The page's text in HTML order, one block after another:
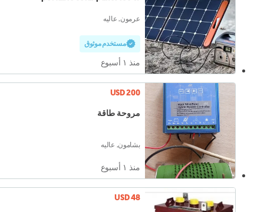
عرمون, عاليه
مستخدم موثوق
منذ ١ أسبوع
USD 200
مروحة طاقة
بشامون, عاليه
منذ ١ أسبوع
USD 48